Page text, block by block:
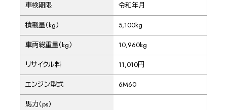
車検期限 令和年月
積載量（kg） 5,100kg
車両総重量（kg） 10,960kg
リサイクル料 11,010円
エンジン型式 6M60
馬力（ps）